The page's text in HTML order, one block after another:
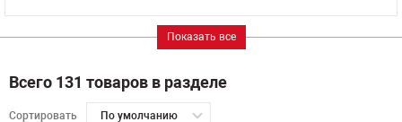
Показать все
Всего 131 товаров в разделе
Сортировать По умолчанию